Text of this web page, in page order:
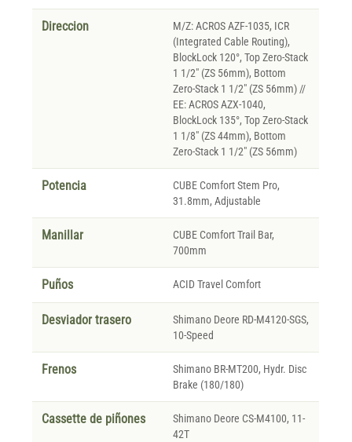
Direccion
M/Z: ACROS AZF-1035, ICR
(Integrated Cable Routing),
BlockLock 120°, Top Zero-Stack
1 1/2" (ZS 56mm), Bottom
Zero-Stack 1 1/2" (ZS 56mm) //
EE: ACROS AZX-1040,
BlockLock 135°, Top Zero-Stack
1 1/8" (ZS 44mm), Bottom
Zero-Stack 1 1/2" (ZS 56mm)
Potencia
CUBE Comfort Stem Pro,
31.8mm, Adjustable
Manillar
CUBE Comfort Trail Bar,
700mm
Puños ACID Travel Comfort
Desviador trasero
Shimano Deore RD-M4120-SGS,
10-Speed
Frenos
Shimano BR-MT200, Hydr. Disc
Brake (180/180)
Cassette de piñones
Shimano Deore CS-M4100, 11-
42T